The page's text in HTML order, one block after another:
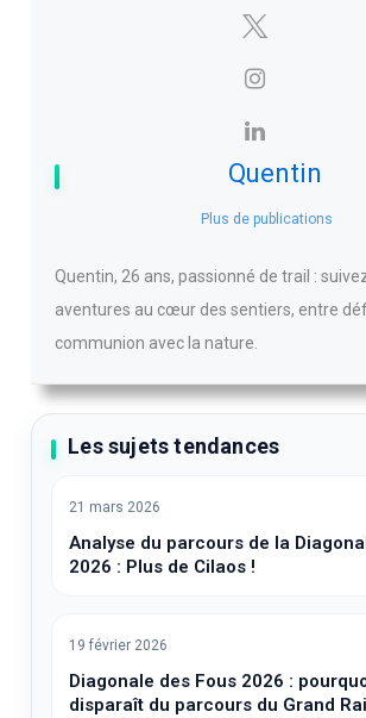
Quentin
Plus de publications
Quentin, 26 ans, passionné de trail :
aventures au cœur des sentiers, entre
communion avec la nature.
Les sujets tendances
21 mars 2026
Analyse du parcours de la
2026 : Plus de Cilaos !
19 février 2026
Diagonale des Fous 2026 :
disparaît du parcours du Grand